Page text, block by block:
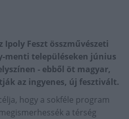
Ipoly Feszt összművészeti
menti településeken június
- ebből öt magyar,
az ingyenes, új fesztivált.
hogy a sokféle program
a térség